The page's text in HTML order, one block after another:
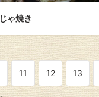
ゃ焼き
11 12 13